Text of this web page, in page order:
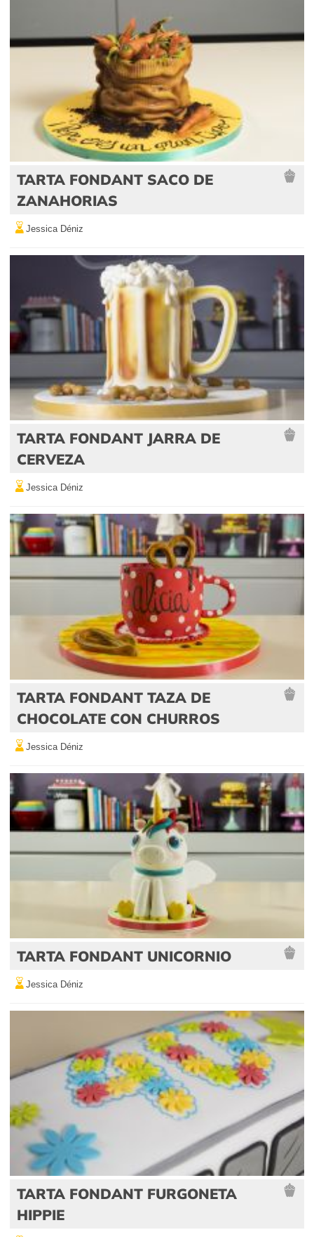
TARTA FONDANT SACO DE
ZANAHORIAS
Jessica Déniz
TARTA FONDANT JARRA DE
CERVEZA
Jessica Déniz
TARTA FONDANT TAZA DE
CHOCOLATE CON CHURROS
Jessica Déniz
TARTA FONDANT UNICORNIO
Jessica Déniz
TARTA FONDANT FURGONETA
HIPPIE